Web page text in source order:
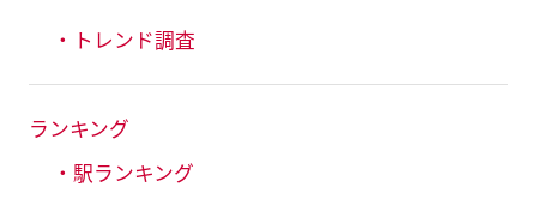
・トレンド調査
ランキング
・駅ランキング